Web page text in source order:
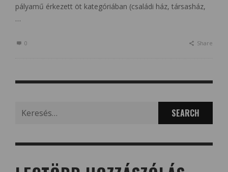
pályamű érkezett öt kategóriában (családi ház, társasház,
…
0 Share